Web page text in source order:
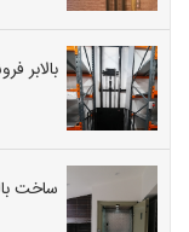
بالابر
ساخت